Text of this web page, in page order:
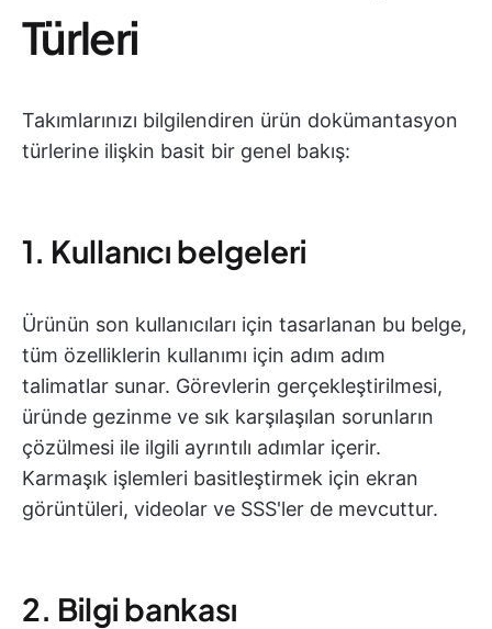
Türleri
Takımlarınızı bilgilendiren ürün dokümantasyon
türlerine ilişkin basit bir genel bakış:
1. Kullanıcı belgeleri
Ürünün son kullanıcıları için tasarlanan bu belge,
tüm özelliklerin kullanımı için adım adım
talimatlar sunar. Görevlerin gerçekleştirilmesi,
üründe gezinme ve sık karşılaşılan sorunların
çözülmesi ile ilgili ayrıntılı adımlar içerir.
Karmaşık işlemleri basitleştirmek için ekran
görüntüleri, videolar ve SSS'ler de mevcuttur.
2. Bilgi bankası